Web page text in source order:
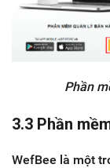
Phần
3.3 Phần
WefBee là một